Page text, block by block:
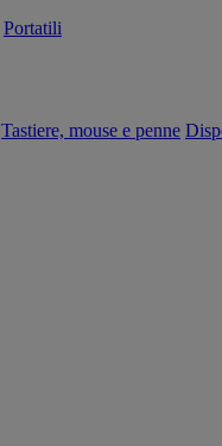
Portatili
Tastiere, mouse e penne